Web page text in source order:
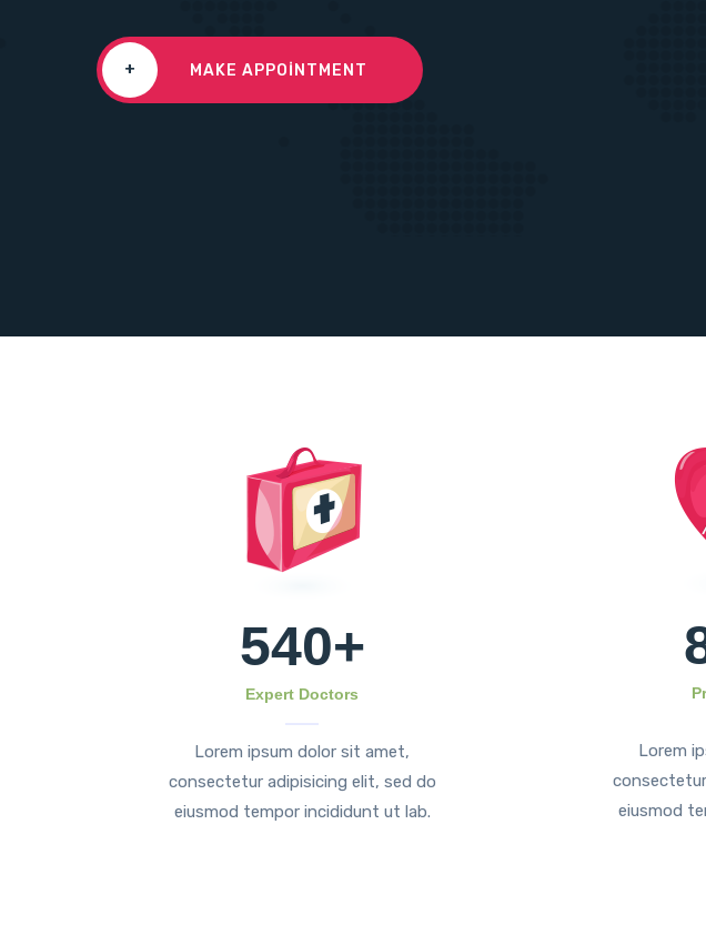
+ MAKE APPOINTMENT
540+
Expert Doctors
Lorem ipsum dolor sit amet,
consectetur adipisicing elit, sed do
eiusmod tempor incididunt ut lab.
Lorem
eiusmod